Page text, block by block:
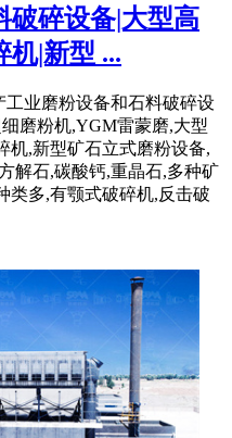
破碎设备|大型高
机|新型 ...
工业磨粉设备和石料破碎设
磨粉机,YGM雷蒙磨,大型
机,新型矿石立式磨粉设备,
解石,碳酸钙,重晶石,多种矿
类多,有颚式破碎机,反击破